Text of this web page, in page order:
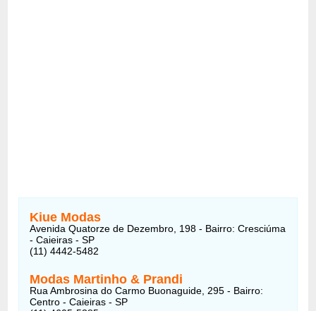
Kiue Modas
Avenida Quatorze de Dezembro, 198 - Bairro: Cresciúma
- Caieiras - SP
(11) 4442-5482
Modas Martinho & Prandi
Rua Ambrosina do Carmo Buonaguide, 295 - Bairro:
Centro - Caieiras - SP